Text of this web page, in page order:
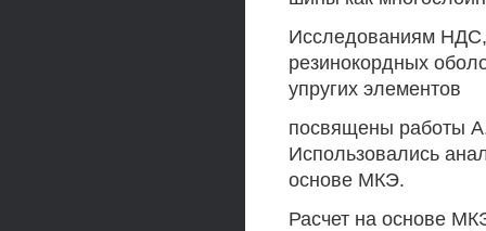
Исследованиям НДС,
резинокордных
упругих элементов
посвящены работы
Использовались
основе МКЭ.
Расчет на основе